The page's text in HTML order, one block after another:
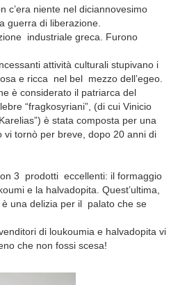
c’era niente nel diciannovesimo
guerra di liberazione.
industriale greca. Furono
attività culturali stupivano i
e ricca
nel bel
mezzo dell’egeo.
è considerato il patriarca del
“fragkosyriani”, (di cui Vinicio
è stata composta per una
tornò per breve, dopo 20 anni di
3 prodotti eccellenti: il formaggio
e la halvadopita. Quest’ultima,
una delizia per il
palato che se
di loukoumia e halvadopita vi
che non fossi scesa!